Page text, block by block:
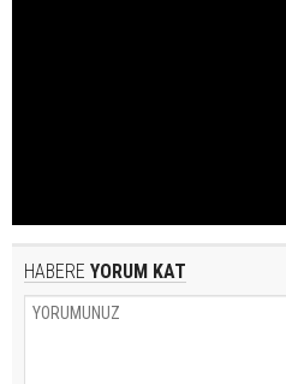
HABERE YORUM KAT